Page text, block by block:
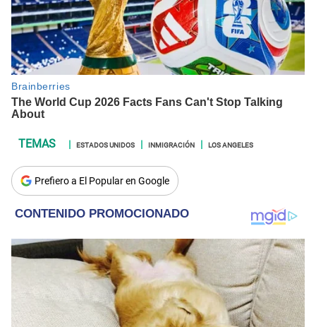
ESTADOS UNIDOS INMIGRACIÓN LOS ANGELES
Prefiero a El Popular en Google